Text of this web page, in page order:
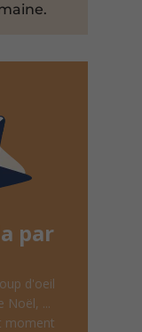
par
d'oeil
Noël, ...
moment